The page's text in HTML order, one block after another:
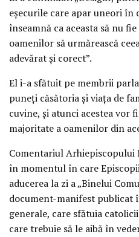
eşecurile care apar uneori în
înseamnă ca aceasta să nu
oamenilor să urmărească
adevărat şi corect”.
El i-a sfătuit pe membrii
puneţi căsătoria şi viaţa de
cuvine, şi atunci acestea vor
majoritate a oamenilor din
Comentariul
în momentul în care
aducerea la zi a „Binelui
document-manifest publicat
generale, care sfătuia
care trebuie să le aibă în